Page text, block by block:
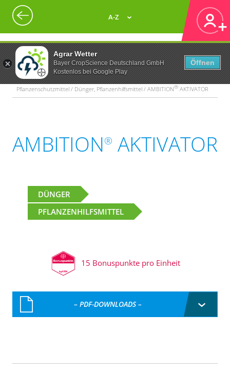
Agrar Wetter
Bayer CropScience Deutschland GmbH
Kostenlos bei Google Play
Öffnen
A-Z
Pflanzenschutzmittel / Dünger, Pflanzenhilfsmittel / AMBITION® AKTIVATOR
AMBITION® AKTIVATOR
DÜNGER
PFLANZENHILFSMITTEL
15 Bonuspunkte pro Einheit
– PDF-DOWNLOADS –